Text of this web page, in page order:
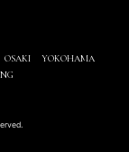
OSAKI
YOKOHAMA